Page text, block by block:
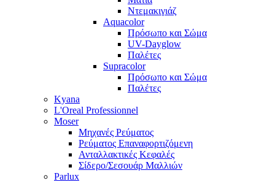
Ντεμακιγιάζ
Aquacolor
Πρόσωπο και Σώμα
UV-Dayglow
Παλέτες
Supracolor
Πρόσωπο και Σώμα
Παλέτες
Kyana
L'Oreal Professionnel
Moser
Μηχανές Ρεύματος
Ρεύματος Επαναφορτιζόμενη
Ανταλλακτικές Κεφαλές
Σίδερο/Σεσουάρ Μαλλιών
Parlux